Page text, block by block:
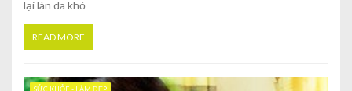
lại làn da khỏ
READ MORE
SỨC KHỎE - LÀM ĐẸP